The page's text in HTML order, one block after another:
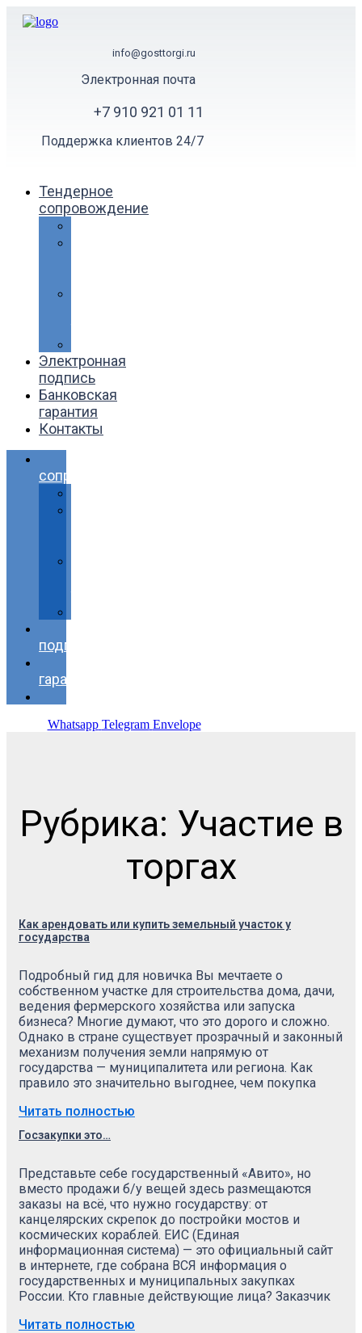
Перейти
info@gosttorgi.ru
Электронная почта
+7 910 921 01 11
Поддержка клиентов 24/7
Тендерное
сопровождение
Электронная
подпись
Банковская
гарантия
Контакты
сопровождение
подпись
гарантия
Whatsapp Telegram Envelope
Рубрика: Участие в
торгах
Как арендовать или купить земельный участок у
государства
Подробный гид для новичка Вы мечтаете о
собственном участке для строительства дома, дачи,
ведения фермерского хозяйства или запуска
бизнеса? Многие думают, что это дорого и сложно.
Однако в стране существует прозрачный и законный
механизм получения земли напрямую от
государства — муниципалитета или региона. Как
правило это значительно выгоднее, чем покупка
Читать полностью
Госзакупки это…
Представьте себе государственный «Авито», но
вместо продажи б/у вещей здесь размещаются
заказы на всё, что нужно государству: от
канцелярских скрепок до постройки мостов и
космических кораблей. ЕИС (Единая
информационная система) — это официальный сайт
в интернете, где собрана ВСЯ информация о
государственных и муниципальных закупках
России. Кто главные действующие лица? Заказчик
Читать полностью